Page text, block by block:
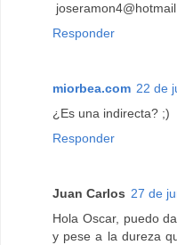
Responder
miorbea.com 22 de
¿Es una indirecta? ;)
Responder
Juan Carlos 27 de
Hola Oscar, puedo
y pese a la dureza